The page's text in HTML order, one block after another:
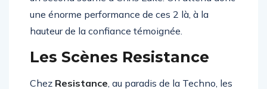
un second souffle à Chris Lake. On attend donc
une énorme performance de ces 2 là, à la